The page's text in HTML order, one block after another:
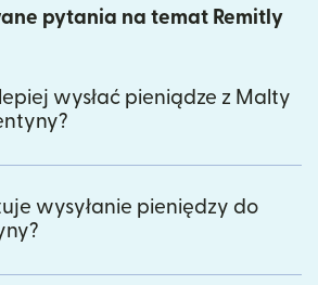
pytania na temat Remitly
wysłać pieniądze z Malty
wysyłanie pieniędzy do